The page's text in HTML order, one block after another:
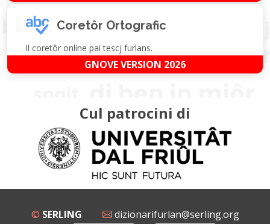
Coretôr Ortografic
Il coretôr online pai tescj furlans.
GNOVE VERSION 2026
Cul patrocini di
© SERLING dizionarifurlan@serling.org